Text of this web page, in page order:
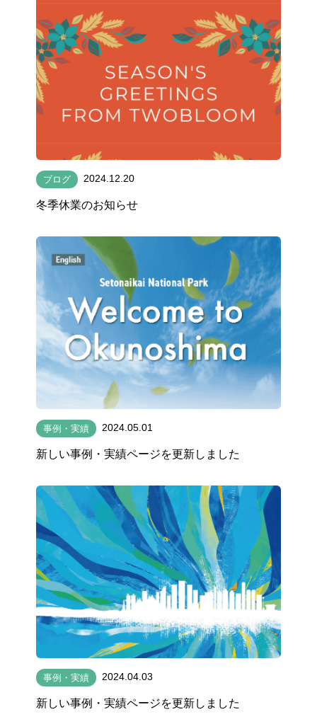
ブログ 2024.12.20
冬季休業のお知らせ
事例・実績 2024.05.01
新しい事例・実績ページを更新しました
事例・実績 2024.04.03
新しい事例・実績ページを更新しました